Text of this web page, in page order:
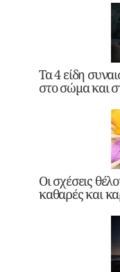
Τα 4 είδη
στο σώμα και
Οι σχέσεις
καθαρές και